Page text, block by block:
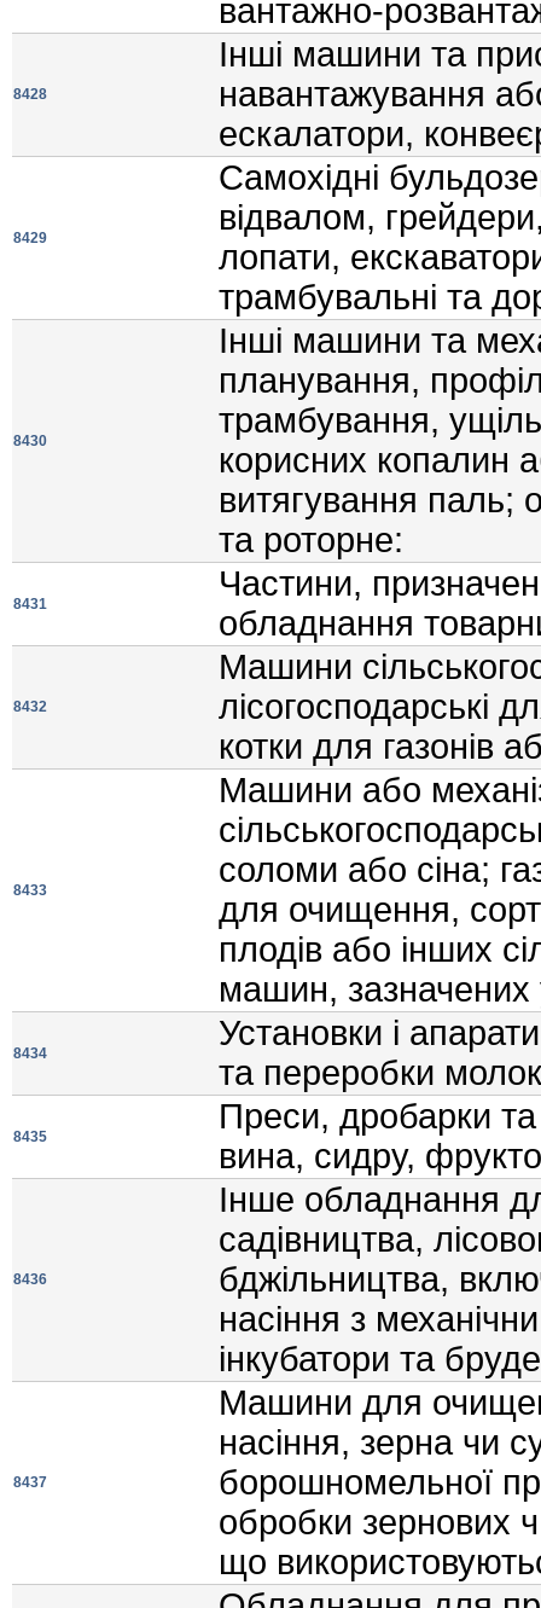
вантажно-
8428
Iншi машини та
навантажування
ескалатори,
8429
Самохiднi
вiдвалом,
лопати,
трамбувальнi та
8430
Iншi машини та
планування,
трамбування,
корисних копалин
витягування паль;
та роторне:
8431
Частини,
обладнання
8432
Машини
лiсогосподарськi
котки для газонiв
8433
Машини або
соломи або сiна;
для очищення,
плодiв або iнших
машин, зазначених
8434
Установки i
та переробки
8435
Преси, дробарки
вина, сидру,
8436
Iнше обладнання
садiвництва,
бджiльництва,
насiння з
iнкубатори та
8437
Машини для
насiння, зерна чи
борошномельної
обробки зернових
що